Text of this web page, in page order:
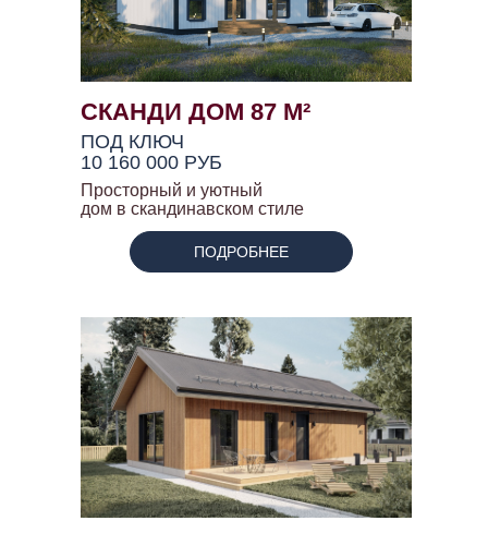
СКАНДИ ДОМ 87 М²
ПОД КЛЮЧ
10 160 000 РУБ
Просторный и уютный
дом в скандинавском стиле
ПОДРОБНЕЕ